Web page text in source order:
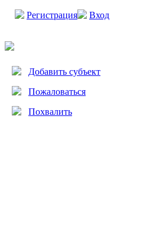
Регистрация Вход
Добавить субъект
Пожаловаться
Похвалить